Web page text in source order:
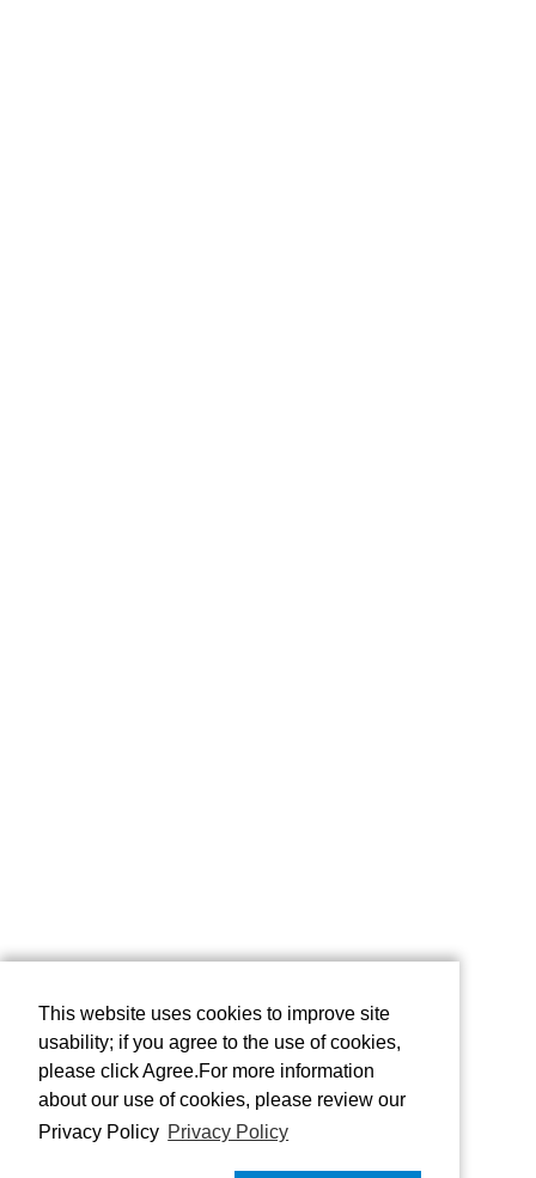
This website uses cookies to improve site
usability; if you agree to the use of cookies,
please click Agree.For more information
about our use of cookies, please review our
Privacy Policy Privacy Policy